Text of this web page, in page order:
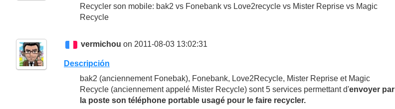
Recycler son mobile: bak2 vs Fonebank vs Love2recycle vs Mister Reprise vs Magic
Recycle
vermichou on 2011-08-03 13:02:31
Descripción
bak2 (anciennement Fonebak), Fonebank, Love2Recycle, Mister Reprise et Magic
Recycle (anciennement appelé Mister Recycle) sont 5 services permettant d'envoyer par
la poste son téléphone portable usagé pour le faire recycler.